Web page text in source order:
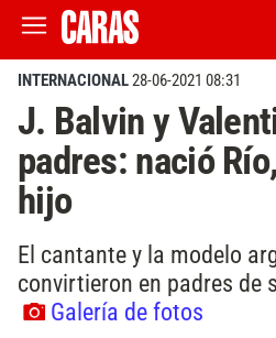
INTERNACIONAL28-06-2021 08:31
J. Balvin y
padres: nació
hijo
El cantante y la modelo
convirtieron en padres de
Galería de fotos